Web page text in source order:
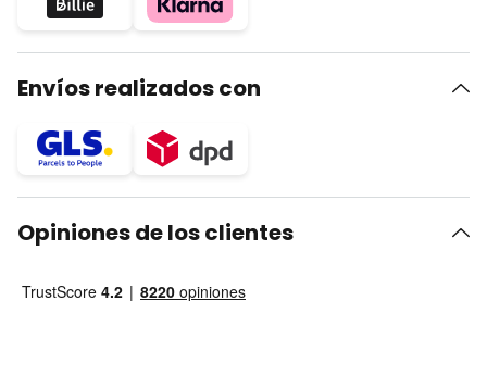
Envíos realizados con
Opiniones de los clientes